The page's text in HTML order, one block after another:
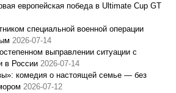
европейская победа в Ultimate Cup GT
специальной военной операции
2026-07-14
выправлении ситуации с
в России 2026-07-14
комедия о настоящей семье — без
2026-07-12